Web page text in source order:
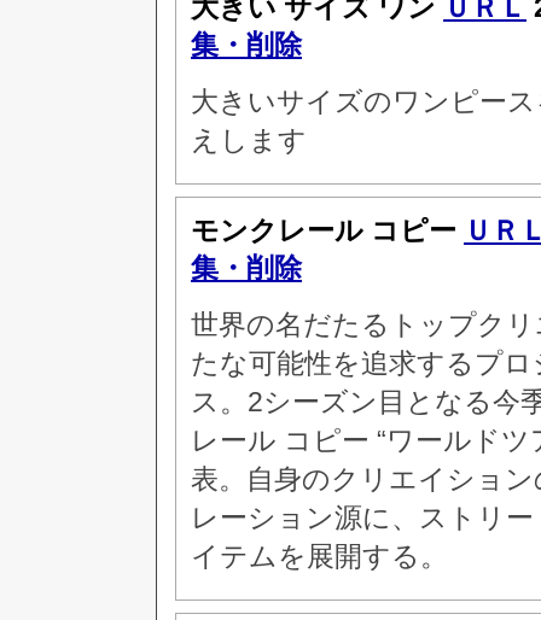
大きい サイズ ワン ＵＲＬ
集・削除
大きいサイズのワンピー
えします
モンクレール コピー ＵＲ
集・削除
世界の名だたるトップク
たな可能性を追求するプ
ス。2シーズン目となる今
レール コピー “ワールド
表。自身のクリエイショ
レーション源に、ストリ
イテムを展開する。